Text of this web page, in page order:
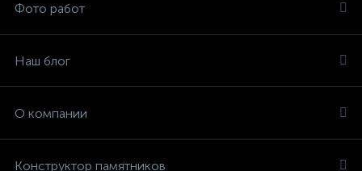
Фото работ
Наш блог
О компании
Конструктор памятников